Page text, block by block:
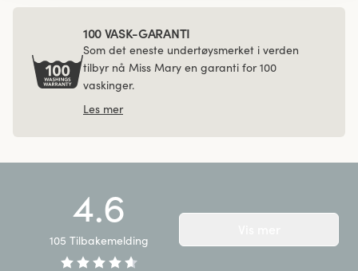
100 VASK-GARANTI
Som det eneste undertøysmerket i verden
tilbyr nå Miss Mary en garanti for 100
vaskinger.
Les mer
4.6
105 Tilbakemelding